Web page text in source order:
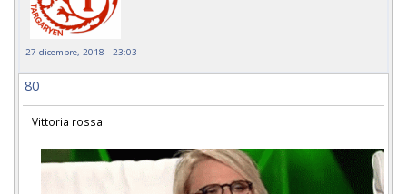
27 dicembre, 2018 - 23:03
80
Vittoria rossa